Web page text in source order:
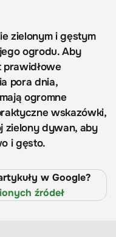
zielonym i gęstym
ogrodu. Aby
prawidłowe
pora dnia,
ogromne
wskazówki,
zielony dywan, aby
i gęsto.
w Google?
źródeł